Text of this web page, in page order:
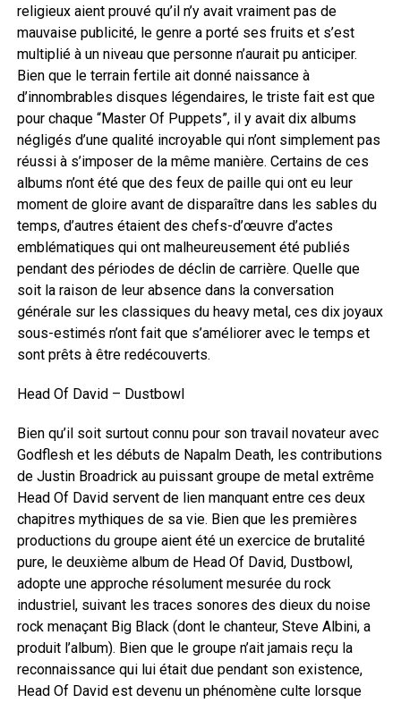
religieux aient prouvé qu’il n’y avait vraiment pas de
mauvaise publicité, le genre a porté ses fruits et s’est
multiplié à un niveau que personne n’aurait pu anticiper.
Bien que le terrain fertile ait donné naissance à
d’innombrables disques légendaires, le triste fait est que
pour chaque “Master Of Puppets”, il y avait dix albums
négligés d’une qualité incroyable qui n’ont simplement pas
réussi à s’imposer de la même manière. Certains de ces
albums n’ont été que des feux de paille qui ont eu leur
moment de gloire avant de disparaître dans les sables du
temps, d’autres étaient des chefs-d’œuvre d’actes
emblématiques qui ont malheureusement été publiés
pendant des périodes de déclin de carrière. Quelle que
soit la raison de leur absence dans la conversation
générale sur les classiques du heavy metal, ces dix joyaux
sous-estimés n’ont fait que s’améliorer avec le temps et
sont prêts à être redécouverts.
Head Of David – Dustbowl
Bien qu’il soit surtout connu pour son travail novateur avec
Godflesh et les débuts de Napalm Death, les contributions
de Justin Broadrick au puissant groupe de metal extrême
Head Of David servent de lien manquant entre ces deux
chapitres mythiques de sa vie. Bien que les premières
productions du groupe aient été un exercice de brutalité
pure, le deuxième album de Head Of David, Dustbowl,
adopte une approche résolument mesurée du rock
industriel, suivant les traces sonores des dieux du noise
rock menaçant Big Black (dont le chanteur, Steve Albini, a
produit l’album). Bien que le groupe n’ait jamais reçu la
reconnaissance qui lui était due pendant son existence,
Head Of David est devenu un phénomène culte lorsque